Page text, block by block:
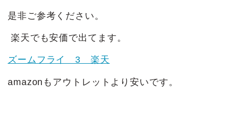
是非ご参考ください。
楽天でも安価で出てます。
ズームフライ 3 楽天
amazonもアウトレットより安いです。